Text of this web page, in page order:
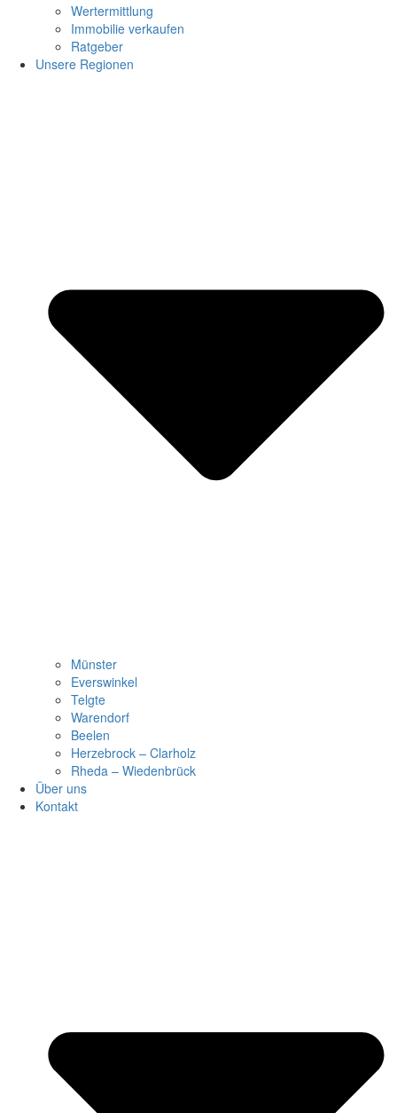
Wertermittlung
Immobilie verkaufen
Ratgeber
Unsere Regionen
Münster
Everswinkel
Telgte
Warendorf
Beelen
Herzebrock – Clarholz
Rheda – Wiedenbrück
Über uns
Kontakt